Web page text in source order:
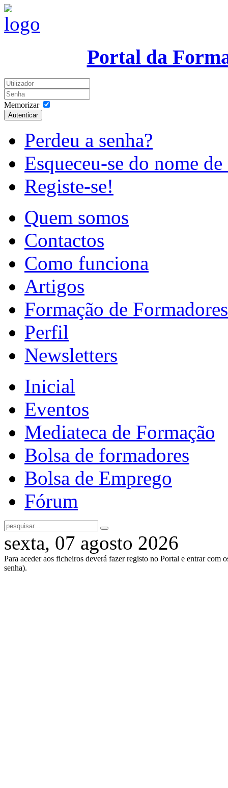
Portal da
Memorizar
Autenticar
Perdeu a senha?
Esqueceu-se do nome
Registe-se!
Quem somos
Contactos
Como funciona
Artigos
Formação de Formadores
Perfil
Newsletters
Inicial
Eventos
Mediateca de Formação
Bolsa de formadores
Bolsa de Emprego
Fórum
sexta, 07 agosto 2026
Para aceder aos ficheiros deverá fazer registo no Portal e entrar com
senha).